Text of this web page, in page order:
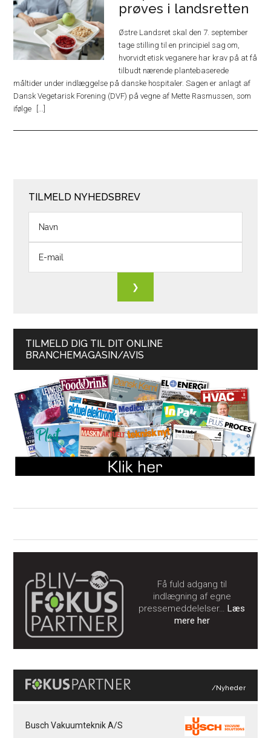
prøves i landsretten
Østre Landsret skal den 7. september
tage stilling til en principiel sag om,
hvorvidt etisk veganere har krav på at få
tilbudt nærende plantebaserede
måltider under indlæggelse på danske hospitaler. Sagen er anlagt af
Dansk Vegetarisk Forening (DVF) på vegne af Mette Rasmussen, som
ifølge
TILMELD NYHEDSBREV
TILMELD DIG TIL DIT ONLINE
BRANCHEMAGASIN/AVIS
Få fuld adgang til
indlægning af egne
pressemeddelelser…Læs
mere her
/Nyheder
Busch Vakuumteknik A/S